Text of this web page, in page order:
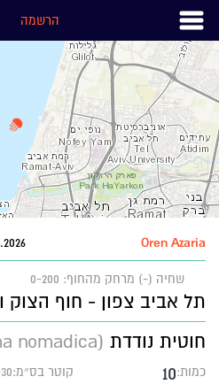
הרשמה
Oren Azaria
שחיה (-) מרחק מהחוף: 0-200
תל אביב צפון - חוף הצוק
חוטית נודדת (Rhopilema nomadica)
כמות:10 קוטר בס״מ:11-30